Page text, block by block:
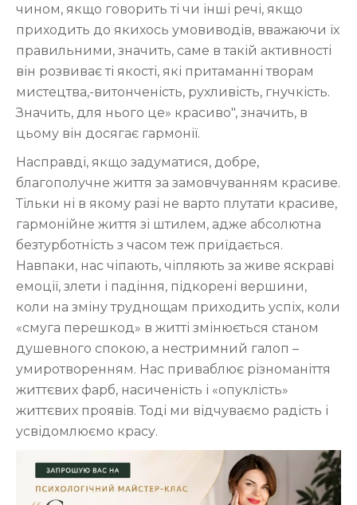
чином, якщо говорить ті чи інші речі, якщо
приходить до якихось умовиводів, вважаючи їх
правильними, значить, саме в такій активності
він розвиває ті якості, які притаманні творам
мистецтва,-витонченість, рухливість, гнучкість.
Значить, для нього це» красиво", значить, в
цьому він досягає гармонії.
Насправді, якщо задуматися, добре,
благополучне життя за замовчуванням красиве.
Тільки ні в якому разі не варто плутати красиве,
гармонійне життя зі штилем, адже абсолютна
безтурботність з часом теж приїдається.
Навпаки, нас чіпають, чіпляють за живе яскраві
емоції, злети і падіння, підкорені вершини,
коли на зміну труднощам приходить успіх, коли
«смуга перешкод» в житті змінюється станом
душевного спокою, а нестримний галоп –
умиротворенням. Нас приваблює різноманіття
життєвих фарб, насиченість і «опуклість»
життєвих проявів. Тоді ми відчуваємо радість і
усвідомлюємо красу.